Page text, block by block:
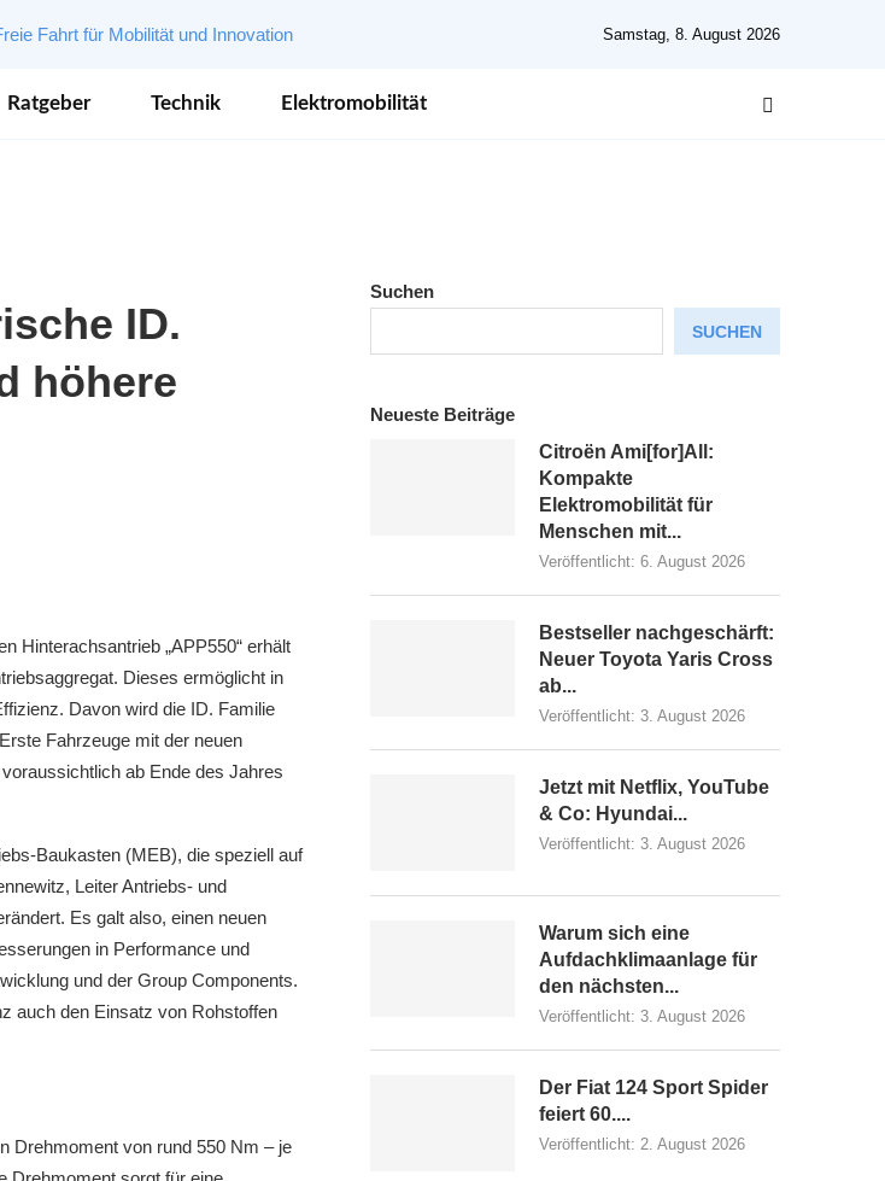
Samstag, 8. August 2026
Ratgeber Technik Elektromobilität
ID.
höhere
Hinterachsantrieb „APP550“ erhält
Dieses ermöglicht in
Davon wird die ID. Familie
Fahrzeuge mit der neuen
ab Ende des Jahres
Baukasten (MEB), die speziell auf
Leiter Antriebs- und
Es galt also, einen neuen
in Performance und
und der Group Components.
auch den Einsatz von Rohstoffen
Drehmoment von rund 550 Nm – je
Suchen
SUCHEN
Neueste Beiträge
Citroën Ami[for]All:
Kompakte
Elektromobilität für
Menschen mit...
Veröffentlicht: 6. August 2026
Bestseller nachgeschärft:
Neuer Toyota Yaris Cross
ab...
Veröffentlicht: 3. August 2026
Jetzt mit Netflix, YouTube
& Co: Hyundai...
Veröffentlicht: 3. August 2026
Warum sich eine
Aufdachklimaanlage für
den nächsten...
Veröffentlicht: 3. August 2026
Der Fiat 124 Sport Spider
feiert 60....
Veröffentlicht: 2. August 2026